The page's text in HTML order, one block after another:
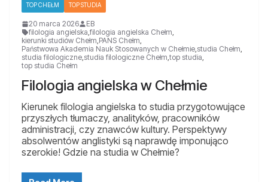
TOP CHEŁM TOP STUDIA
20 marca 2026
EB
filologia angielska filologia angielska Chełm
kierunki studiów Chełm PANS Chełm
Państwowa Akademia Nauk Stosowanych w Chełmie studia Chełm
studia filologiczne studia filologiczne Chełm top studia
top studia Chełm
Filologia angielska w Chełmie
Kierunek filologia angielska to studia przygotowujące
przyszłych tłumaczy, analityków, pracowników
administracji, czy znawców kultury. Perspektywy
absolwentów anglistyki są naprawdę imponująco
szerokie! Gdzie na studia w Chełmie?